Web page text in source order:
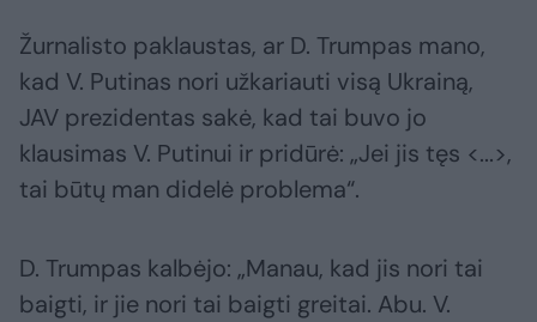
Žurnalisto paklaustas, ar D. Trumpas mano,
kad V. Putinas nori užkariauti visą Ukrainą,
JAV prezidentas sakė, kad tai buvo jo
klausimas V. Putinui ir pridūrė: „Jei jis tęs <...>,
tai būtų man didelė problema“.
D. Trumpas kalbėjo: „Manau, kad jis nori tai
baigti, ir jie nori tai baigti greitai. Abu. V.